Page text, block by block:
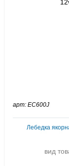
арт: EC600J
Лебедка
вид